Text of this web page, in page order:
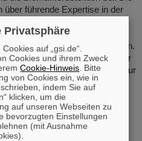
führende Expertise in der
von Materialien mit
wie etwa der Herstellung
und einzelner Nanoporen.
sollen durch die Nutzung der
Filtrationsprozess zur
und Biomarkern durch
eine präzisere Anpassung der
schmerzhafte
Privatsphäre
auf „gsi.de“.
Cookies und ihrem Zweck
Cookie-Hinweis . Bitte
von Cookies ein, wie in
indem Sie auf
klicken, um die
auf unseren Webseiten zu
bevorzugten Einstellungen
(mit Ausnahme